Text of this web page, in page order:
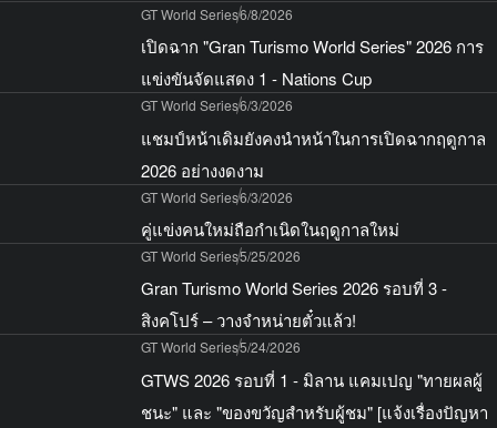
GT World Series6/8/2026
เปิดฉาก "Gran Turismo World Series" 2026 การ
แข่งขันจัดแสดง 1 - Nations Cup
GT World Series6/3/2026
แชมป์หน้าเดิมยังคงนำหน้าในการเปิดฉากฤดูกาล
2026 อย่างงดงาม
GT World Series6/3/2026
คู่แข่งคนใหม่ถือกำเนิดในฤดูกาลใหม่
GT World Series5/25/2026
Gran Turismo World Series 2026 รอบที่ 3 -
สิงคโปร์ – วางจำหน่ายตั๋วแล้ว!
GT World Series5/24/2026
GTWS 2026 รอบที่ 1 - มิลาน แคมเปญ "ทายผลผู้
ชนะ" และ "ของขวัญสำหรับผู้ชม" [แจ้งเรื่องปัญหา